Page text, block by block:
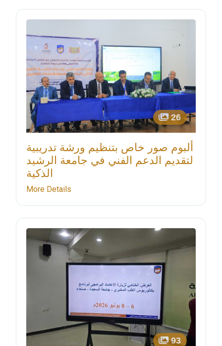
26
ألبوم صور خاص بتنظيم ورشة تدريبية
لتقديم الدعم الفني في جامعة الرشيد
الذكية
More Details
93